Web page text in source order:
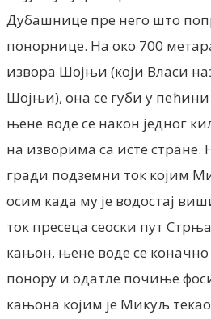
Дубашнице пре него што
понорнице. На око 700
извора Шојњи (који Власи
Шојњи), она се губи у пећини
њене воде се након једног
на изворима са исте стране.
гради подземни ток којим
осим када му је водостај
ток пресеца сеоски пут
кањон, њене воде се коначно
понору и одатле почиње
кањона којим је Микуљ